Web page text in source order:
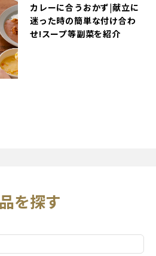
カレーに合うおかず|献立に
迷った時の簡単な付け合わ
せ!スープ等副菜を紹介
を探す